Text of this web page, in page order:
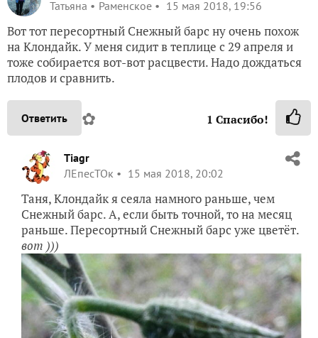
Татьяна Раменское 15 мая 2018, 19:56
Вот тот пересортный Снежный барс ну очень похож
на Клондайк. У меня сидит в теплице с 29 апреля и
тоже собирается вот-вот расцвести. Надо дождаться
плодов и сравнить.
Ответить ✿ 1 Спасибо!
Tiagr
ЛЕпесТОк
15 мая 2018, 20:02
Таня, Клондайк я сеяла намного раньше, чем
Снежный барс. А, если быть точной, то на месяц
раньше. Пересортный Снежный барс уже цветёт.
вот )))